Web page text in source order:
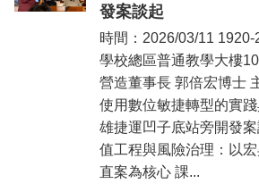
發案談起
時間：2026/03/11
學校總區普通教學大樓
營造董事長 郭倍宏博士
使用數位敏捷轉型的實
雄捷運凹子底站旁開發
值工程與風險治理：以
直案為核心 課...